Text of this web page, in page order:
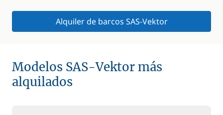
Alquiler de barcos SAS-Vektor
Modelos SAS-Vektor más
alquilados